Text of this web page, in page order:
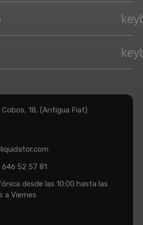
18, (Antigua Fiat)
646 52 57 81
desde las 10:00 hasta las
a Viernes